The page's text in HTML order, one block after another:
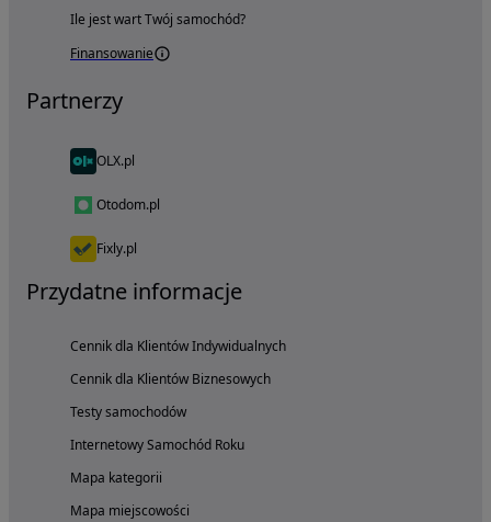
Ile jest wart Twój samochód?
Finansowanie
Partnerzy
OLX.pl
Otodom.pl
Fixly.pl
Przydatne informacje
Cennik dla Klientów Indywidualnych
Cennik dla Klientów Biznesowych
Testy samochodów
Internetowy Samochód Roku
Mapa kategorii
Mapa miejscowości